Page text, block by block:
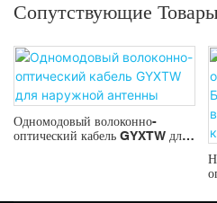
Сопутствующие
Одномодовый волоконно-
оптический кабель GYXTW для